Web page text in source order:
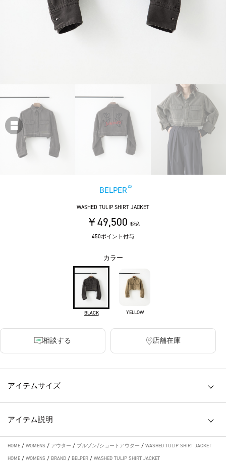
BELPER
WASHED TULIP SHIRT JACKET
￥49,500 税込
450ポイント付与
カラー
BLACK YELLOW
相談する 店舗在庫
アイテムサイズ
アイテム説明
HOME / WOMENS / アウター / ブルゾン/ショートアウター / WASHED TULIP SHIRT JACKET
HOME / WOMENS / BRAND / BELPER / WASHED TULIP SHIRT JACKET